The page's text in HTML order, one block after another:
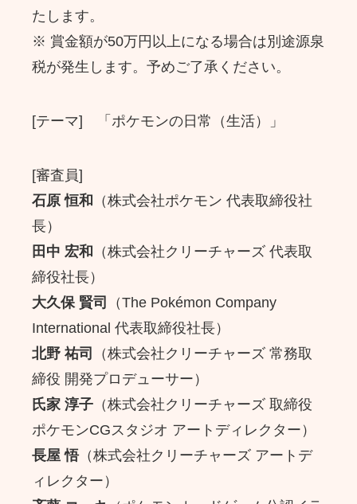
たします。
※ 賞金額が50万円以上になる場合は別途源泉
税が発生します。予めご了承ください。
[テーマ] 「ポケモンの日常（生活）」
[審査員]
石原 恒和 （株式会社ポケモン 代表取締役社
長）
田中 宏和 （株式会社クリーチャーズ 代表取
締役社長）
大久保 賢司
（The Pokémon Company
International 代表取締役社長）
北野 祐司
（株式会社クリーチャーズ 常務取
締役 開発プロデューサー）
氏家 淳子 （株式会社クリーチャーズ 取締役
ポケモンCGスタジオ アートディレクター）
長屋 悟（株式会社クリーチャーズ アートデ
ィレクター）